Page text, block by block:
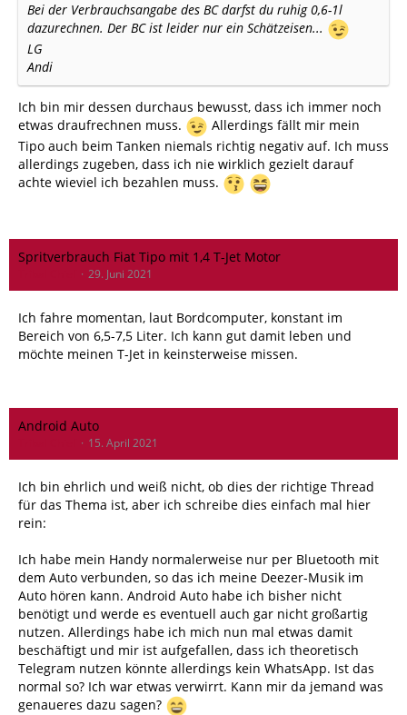
Bei der Verbrauchsangabe des BC darfst du ruhig 0,6-1l
dazurechnen. Der BC ist leider nur ein Schätzeisen...
LG
Andi
Ich bin mir dessen durchaus bewusst, dass ich immer noch
etwas draufrechnen muss.
Allerdings fällt mir mein
Tipo auch beim Tanken niemals richtig negativ auf. Ich muss
allerdings zugeben, dass ich nie wirklich gezielt darauf
achte wieviel ich bezahlen muss.
Spritverbrauch Fiat Tipo mit 1,4 T-Jet Motor
29. Juni 2021
Ich fahre momentan, laut Bordcomputer, konstant im
Bereich von 6,5-7,5 Liter. Ich kann gut damit leben und
möchte meinen T-Jet in keinsterweise missen.
Android Auto
15. April 2021
Ich bin ehrlich und weiß nicht, ob dies der richtige Thread
für das Thema ist, aber ich schreibe dies einfach mal hier
rein:
Ich habe mein Handy normalerweise nur per Bluetooth mit
dem Auto verbunden, so das ich meine Deezer-Musik im
Auto hören kann. Android Auto habe ich bisher nicht
benötigt und werde es eventuell auch gar nicht großartig
nutzen. Allerdings habe ich mich nun mal etwas damit
beschäftigt und mir ist aufgefallen, dass ich theoretisch
Telegram nutzen könnte allerdings kein WhatsApp. Ist das
normal so? Ich war etwas verwirrt. Kann mir da jemand was
genaueres dazu sagen?